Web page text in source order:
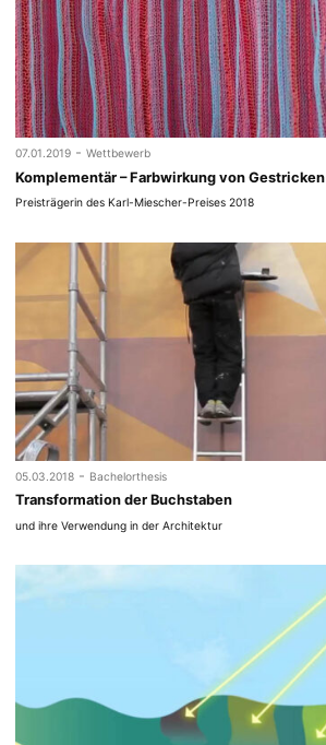
07.01.2019 - Wettbewerb
Komplementär – Farbwirkung von Gestricken
Preisträgerin des Karl-Miescher-Preises 2018
05.03.2018 - Bachelorthesis
Transformation der Buchstaben
und ihre Verwendung in der Architektur